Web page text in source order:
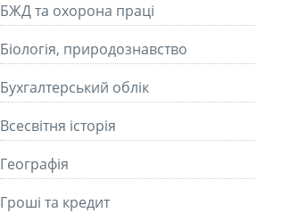
БЖД та охорона праці
Біологія, природознавство
Бухгалтерський облік
Всесвітня історія
Географія
Гроші та кредит